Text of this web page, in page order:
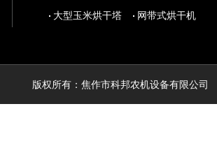
大型玉米烘干塔
网带式烘干机
版权所有：焦作市科邦农机设备有限公